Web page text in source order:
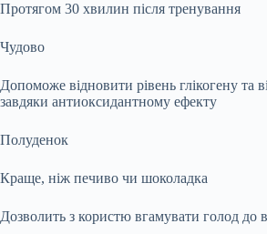
Протягом 30 хвилин після тренування
Чудово
Допоможе відновити рівень глікогену та
завдяки антиоксидантному ефекту
Полуденок
Краще, ніж печиво чи шоколадка
Дозволить з користю вгамувати голод до